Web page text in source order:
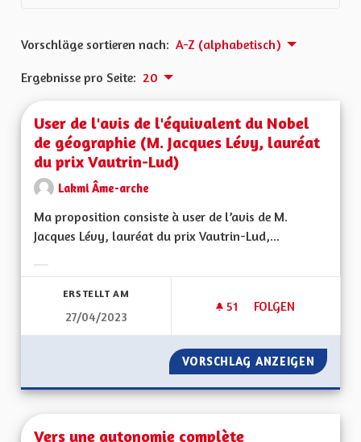
Vorschläge sortieren nach: A-Z (alphabetisch)
Ergebnisse pro Seite: 20
User de l'avis de l'équivalent du Nobel
de géographie (M. Jacques Lévy, lauréat
du prix Vautrin-Lud)
Lakmi Âme-arche
Ma proposition consiste à user de l’avis de M.
Jacques Lévy, lauréat du prix Vautrin-Lud,...
ERSTELLT AM
27/04/2023
51 51 FOLLOWER
FOLGEN
USER DE L'AVIS
VORSCHLAG ANZEIGEN USER
Vers une autonomie complète